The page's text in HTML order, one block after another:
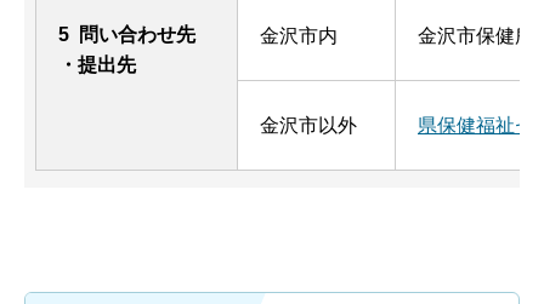
5 問い合わせ先
・提出先
金沢市内 金沢市保健所
金沢市以外 県保健福祉セ